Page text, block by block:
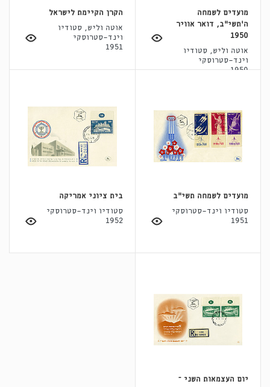
מועדים לשמחה
ה'תשי"ב, דואר אוויר
1950
אוטה וליש, סטודיו
וינד-סטרוסקי
1950
הקרן הקיימת לישראל
אוטה וליש, סטודיו
וינד-סטרוסקי
1951
מועדים לשמחה תשי"ב
סטודיו וינד-סטרוסקי
1951
בית ציוני אמריקה
סטודיו וינד-סטרוסקי
1952
יום העצמאות השני –